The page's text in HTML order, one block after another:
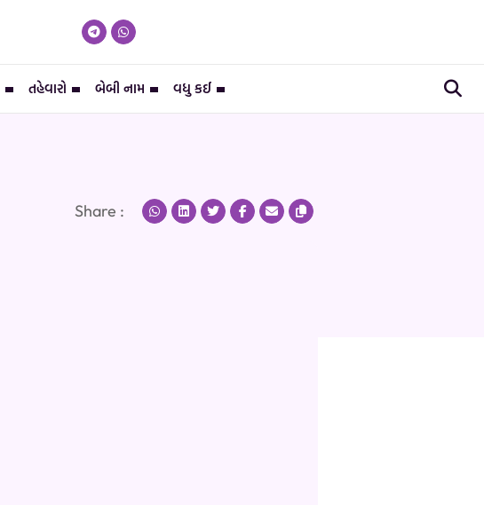
તહેવારો બેબી નામ વધુ કઈ
Share :